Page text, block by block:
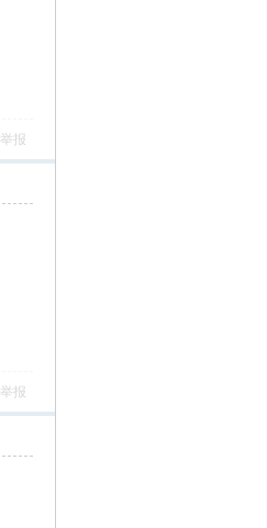
举报
举报